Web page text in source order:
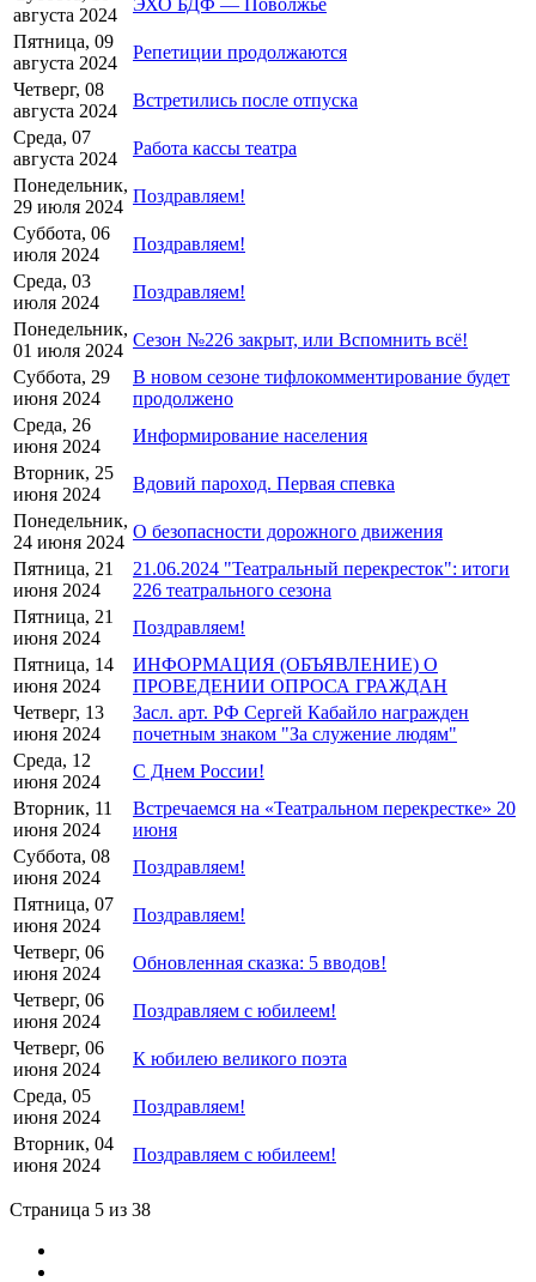
августа 2024
ЭХО БДФ — Поволжье
Пятница, 09
августа 2024
Репетиции продолжаются
Четверг, 08
августа 2024
Встретились после отпуска
Среда, 07
августа 2024
Работа кассы театра
Понедельник,
29 июля 2024
Поздравляем!
Суббота, 06
июля 2024
Поздравляем!
Среда, 03
июля 2024
Поздравляем!
Понедельник,
01 июля 2024
Сезон №226 закрыт, или Вспомнить всё!
Суббота, 29
июня 2024
В новом сезоне тифлокомментирование будет
продолжено
Среда, 26
июня 2024
Информирование населения
Вторник, 25
июня 2024
Вдовий пароход. Первая спевка
Понедельник,
24 июня 2024
О безопасности дорожного движения
Пятница, 21
июня 2024
21.06.2024 "Театральный перекресток": итоги
226 театрального сезона
Пятница, 21
июня 2024
Поздравляем!
Пятница, 14
июня 2024
ИНФОРМАЦИЯ (ОБЪЯВЛЕНИЕ) О
ПРОВЕДЕНИИ ОПРОСА ГРАЖДАН
Четверг, 13
июня 2024
Засл. арт. РФ Сергей Кабайло награжден
почетным знаком "За служение людям"
Среда, 12
июня 2024
С Днем России!
Вторник, 11
июня 2024
Встречаемся на «Театральном перекрестке» 20
июня
Суббота, 08
июня 2024
Поздравляем!
Пятница, 07
июня 2024
Поздравляем!
Четверг, 06
июня 2024
Обновленная сказка: 5 вводов!
Четверг, 06
июня 2024
Поздравляем с юбилеем!
Четверг, 06
июня 2024
К юбилею великого поэта
Среда, 05
июня 2024
Поздравляем!
Вторник, 04
июня 2024
Поздравляем с юбилеем!
Страница 5 из 38